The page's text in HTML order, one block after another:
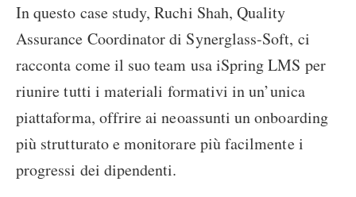
In questo case study, Ruchi Shah, Quality
Assurance Coordinator di Synerglass-Soft, ci
racconta come il suo team usa iSpring LMS per
riunire tutti i materiali formativi in un’unica
piattaforma, offrire ai neoassunti un onboarding
più strutturato e monitorare più facilmente i
progressi dei dipendenti.